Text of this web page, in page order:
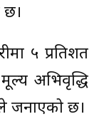
छ।
५ प्रतिशत
अभिवृद्धि
जनाएको छ।